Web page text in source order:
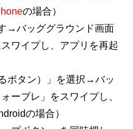
の場合）
→バッググラウンド画面
ワイプし、アプリを再起
ボタン）」を選択→バッ
ーブレ」をスワイプし、
の場合）